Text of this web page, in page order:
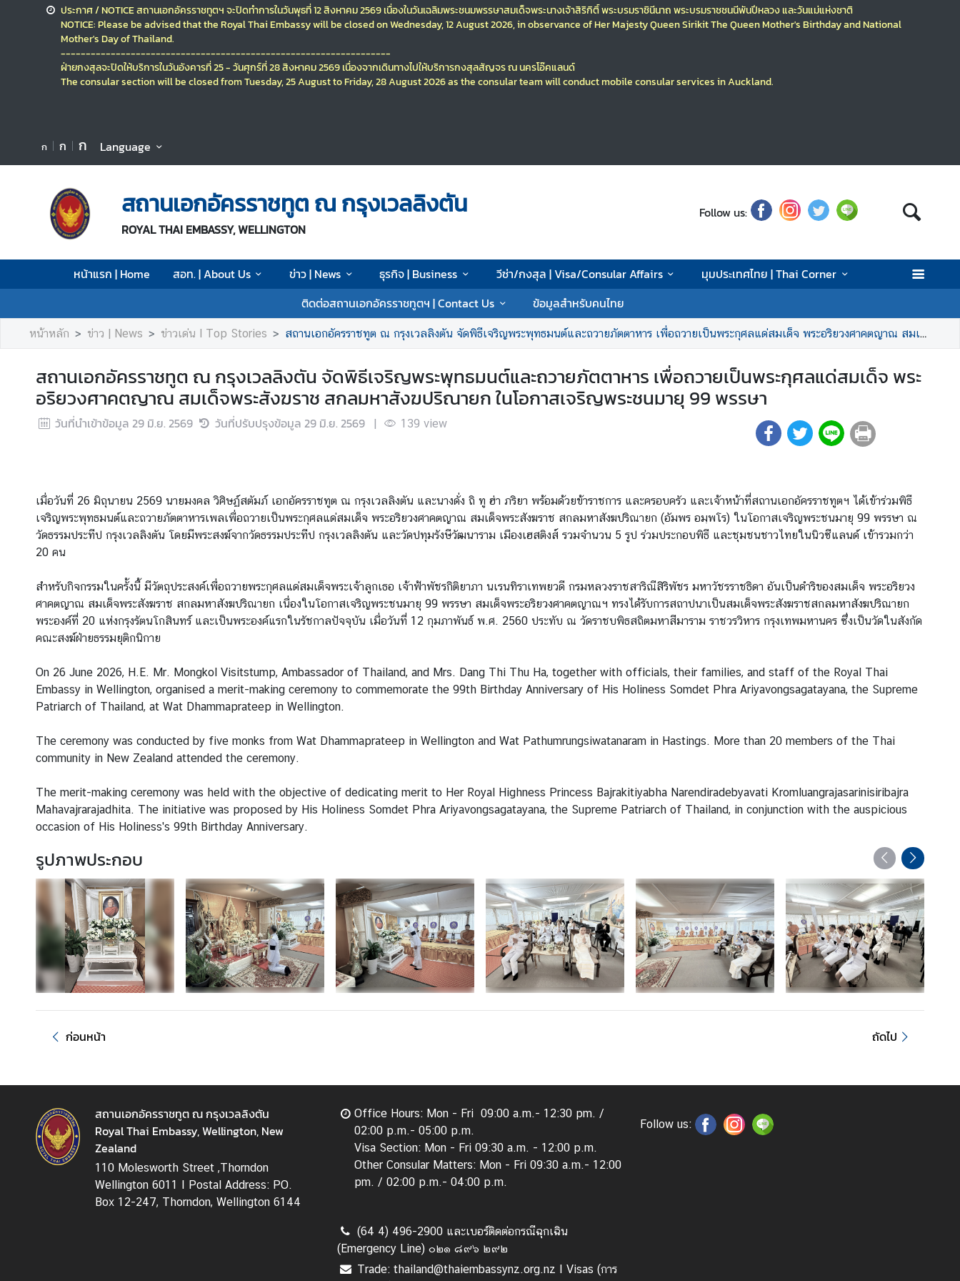
ประกาศ / NOTICEสถานเอกอัครราชทูตฯ จะปิดทำการในวันพุธที่ 12 สิงหาคม 2569 เนื่องในวันเฉลิมพระชนมพรรษาสมเด็จพระนางเจ้าสิริกิติ์ พระบรมราชินีนาถ พระบรมราชชนนีพันปีหลวงและวันแม่แห่งชาติ
NOTICE: Please be advised that the Royal Thai Embassy will be closed on Wednesday, 12 August 2026, in observance of Her MajestyQueen Sirikit The Queen Mother's Birthdayand National
Mother's Day of Thailand.
------------------------------------------------------------------
ฝ่ายกงสุลจะปิดให้บริการในวันอังคารที่ 25 - วันศุกร์ที่ 28 สิงหาคม 2569 เนื่องจากเดินทางไปให้บริการกงสุลสัญจร ณ นครโอ๊คแลนด์
The consular section will be closedfrom Tuesday, 25 August to Friday, 28 August 2026as the consular team will conduct mobile consular services in Auckland.
ก ก ก Language
สถานเอกอัครราชทูต ณ กรุงเวลลิงตัน
ROYAL THAI EMBASSY, WELLINGTON
Follow us:
หน้าแรก | Home สอท. | About Us ข่าว | News ธุรกิจ | Business วีซ่า/กงสุล | Visa/Consular Affairs
มุมประเทศไทย | Thai Corner
ติดต่อสถานเอกอัครราชทูตฯ | Contact Us
ข้อมูลสำหรับคนไทย
H
|
A
o
u
t
U
า
ว
|
N
w
s
ร
กิ
จ
B
u
i
n
e
s
วี
ซ่
ก
ง
s
/
C
o
หน้าหลัก ข่าว | News ข่าวเด่น l Top Stories สถานเอกอัครราชทูต ณ กรุงเวลลิงตัน จัดพิธีเจริญพระพุทธมนต์และถวายภัตตาหาร เพื่อถวายเป็นพระกุศลแด่สมเด็จ พระอริยวงศาคตญาณ สมเด็จพระสังฆราช สกลมหาสังฆปริณายก ในโอกาสเจริญพระชนมายุ 99 พรรษา
สถานเอกอัครราชทูต ณ กรุงเวลลิงตัน จัดพิธีเจริญพระพุทธมนต์และถวายภัตตาหาร เพื่อถวายเป็นพระกุศลแด่สมเด็จ พระ
อริยวงศาคตญาณ สมเด็จพระสังฆราช สกลมหาสังฆปริณายก ในโอกาสเจริญพระชนมายุ 99 พรรษา
วันที่นำเข้าข้อมูล 29 มิ.ย. 2569 วันที่ปรับปรุงข้อมูล 29 มิ.ย. 2569 | 139 view
เมื่อวันที่ 26 มิถุนายน 2569 นายมงคล วิศิษฏ์สตัมภ์ เอกอัครราชทูต ณ กรุงเวลลิงตัน และนางดั่ง ถิ ทู ฮ่า ภริยา พร้อมด้วยข้าราชการ และครอบครัว และเจ้าหน้าที่สถานเอกอัครราชทูตฯ ได้เข้าร่วมพิธี
เจริญพระพุทธมนต์และถวายภัตตาหารเพลเพื่อถวายเป็นพระกุศลแด่สมเด็จ พระอริยวงศาคตญาณ สมเด็จพระสังฆราช สกลมหาสังฆปริณายก (อัมพร อมฺพโร) ในโอกาสเจริญพระชนมายุ 99 พรรษา ณ
วัดธรรมประทีป กรุงเวลลิงตัน โดยมีพระสงฆ์จากวัดธรรมประทีป กรุงเวลลิงตัน และวัดปทุมรังษีวัฒนาราม เมืองเฮสติงส์ รวมจำนวน 5 รูป ร่วมประกอบพิธี และชุมชนชาวไทยในนิวซีแลนด์ เข้ารวมกว่า
20 คน
สำหรับกิจกรรมในครั้งนี้ มีวัตถุประสงค์เพื่อถวายพระกุศลแด่สมเด็จพระเจ้าลูกเธอ เจ้าฟ้าพัชรกิติยาภา นเรนทิราเทพยวดี กรมหลวงราชสาริณีสิริพัชร มหาวัชรราชธิดา อันเป็นดำริของสมเด็จ พระอริยวง
ศาคตญาณ สมเด็จพระสังฆราช สกลมหาสังฆปริณายก เนื่องในโอกาสเจริญพระชนมายุ 99 พรรษา สมเด็จพระอริยวงศาคตญาณฯ ทรงได้รับการสถาปนาเป็นสมเด็จพระสังฆราชสกลมหาสังฆปริณายก
พระองค์ที่ 20 แห่งกรุงรัตนโกสินทร์ และเป็นพระองค์แรกในรัชกาลปัจจุบัน เมื่อวันที่ 12 กุมภาพันธ์ พ.ศ. 2560 ประทับ ณ วัดราชบพิธสถิตมหาสีมาราม ราชวรวิหาร กรุงเทพมหานคร ซึ่งเป็นวัดในสังกัด
คณะสงฆ์ฝ่ายธรรมยุติกนิกาย
On 26 June 2026, H.E. Mr. Mongkol Visitstump, Ambassador of Thailand, and Mrs. Dang Thi Thu Ha, together with officials, their families, and staff of the Royal Thai
Embassy in Wellington, organised a merit-making ceremony to commemorate the 99th Birthday Anniversary of His Holiness Somdet Phra Ariyavongsagatayana, the Supreme
Patriarch of Thailand, at Wat Dhammaprateep in Wellington.
The ceremony was conducted by five monks from Wat Dhammaprateep in Wellington and Wat Pathumrungsiwatanaram in Hastings. More than 20 members of the Thai
community in New Zealand attended the ceremony.
The merit-making ceremony was held with the objective of dedicating merit to Her Royal Highness Princess Bajrakitiyabha Narendiradebyavati Kromluangrajasarinisiribajra
Mahavajrarajadhita. The initiative was proposed by His Holiness Somdet Phra Ariyavongsagatayana, the Supreme Patriarch of Thailand, in conjunction with the auspicious
occasion of His Holiness's 99th Birthday Anniversary.
รูปภาพประกอบ
ก่อนหน้า ถัดไป
สถานเอกอัครราชทูต ณ กรุงเวลลิงตัน
Royal Thai Embassy, Wellington, New
Zealand
110 Molesworth Street ,Thorndon
Wellington 6011 I Postal Address: PO.
Box 12-247, Thorndon, Wellington 6144
Office Hours: Mon - Fri 09:00 a.m.- 12:30 pm. /
02:00 p.m.- 05:00 p.m.
Visa Section: Mon - Fri 09:30 a.m. - 12:00 p.m.
Other Consular Matters: Mon - Fri 09:30 a.m.- 12:00
pm. / 02:00 p.m.- 04:00 p.m.
(64 4) 496-2900 และเบอร์ติดต่อกรณีฉุกเฉิน
(Emergency Line) ๐๒๑ ๘๙๖ ๒๙๒
Trade: thailand@thaiembassynz.org.nz I Visas (การ
Follow us: